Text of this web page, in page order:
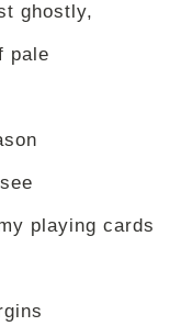
ghostly,
pale
playing cards